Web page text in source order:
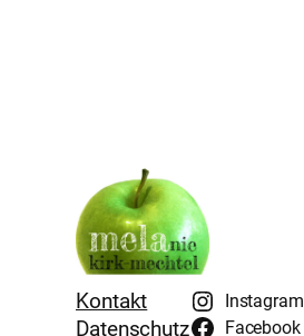
Kontakt
Datenschutz
Instagram
Facebook